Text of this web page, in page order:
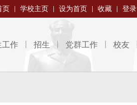
页 学校主页 设为首页 收藏 登录
工作 招生 党群工作 校友